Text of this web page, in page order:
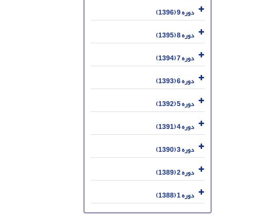
دوره 9 (1396)
دوره 8 (1395)
دوره 7 (1394)
دوره 6 (1393)
دوره 5 (1392)
دوره 4 (1391)
دوره 3 (1390)
دوره 2 (1389)
دوره 1 (1388)